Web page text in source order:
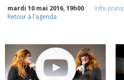
mardi 10 mai 2016, 19h00
Infos
Retour à l'agenda